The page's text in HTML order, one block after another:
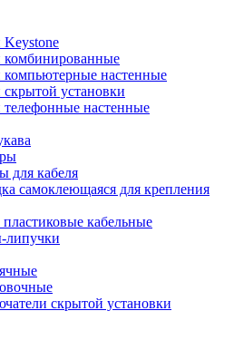
комбинированные
компьютерные настенные
скрытой установки
телефонные настенные
для кабеля
самоклеющаяся для крепления
кабельные
липучки
скрытой установки